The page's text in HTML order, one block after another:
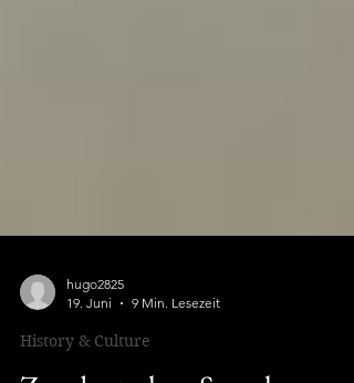
19. Juni
9 Min. Lesezeit